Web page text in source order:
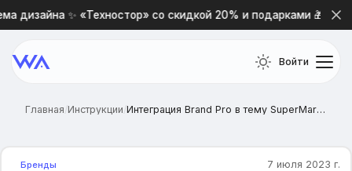
дизайна ✨ «Техностор» со скидкой 20% и подарками 🎁
Войти
Главная/Инструкции/ Интеграция Brand Pro в тему SuperMarket Premium
Бренды 7 июля 2023 г.